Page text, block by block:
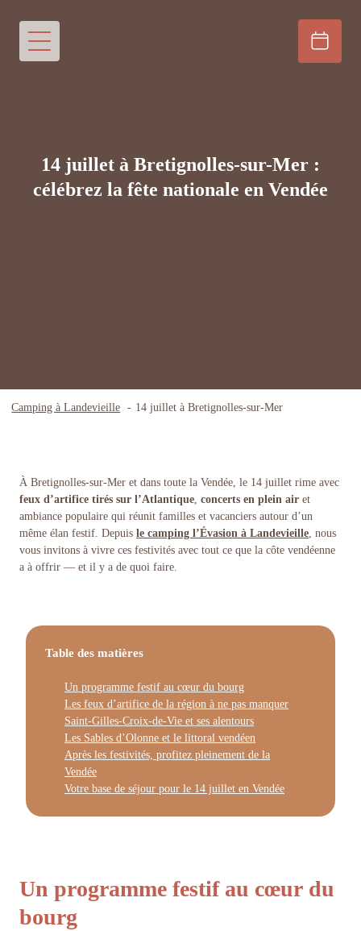
14 juillet à Bretignolles-sur-Mer :
célébrez la fête nationale en Vendée
Camping à Landevieille 14 juillet à Bretignolles-sur-Mer
À Bretignolles-sur-Mer et dans toute la Vendée, le 14 juillet rime avec
feux d’artifice tirés sur l’Atlantique concerts en plein air et
ambiance populaire qui réunit familles et vacanciers autour d’un
même élan festif. Depuis le camping l’Évasion à Landevieille , nous
vous invitons à vivre ces festivités avec tout ce que la côte vendéenne
a à offrir — et il y a de quoi faire.
Table des matières
Un programme festif au cœur du bourg
Les feux d’artifice de la région à ne pas manquer
Saint-Gilles-Croix-de-Vie et ses alentours
Les Sables d’Olonne et le littoral vendéen
Après les festivités, profitez pleinement de la
Vendée
Votre base de séjour pour le 14 juillet en Vendée
Un programme festif au cœur du
bourg